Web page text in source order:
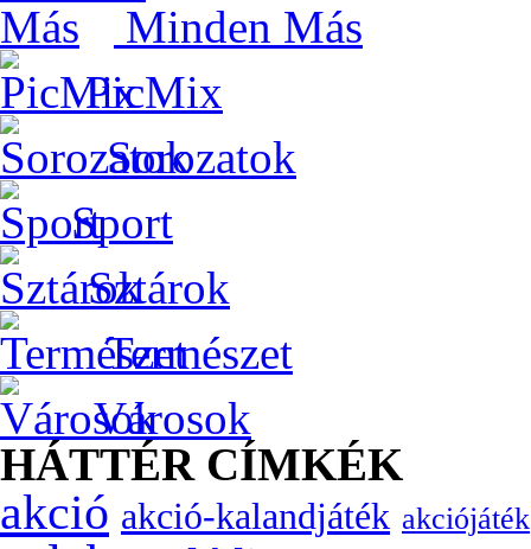
Minden Más
PicMix
Sorozatok
Sport
Sztárok
Természet
Városok
HÁTTÉR CÍMKÉK
akció akció-kalandjáték akciójáték